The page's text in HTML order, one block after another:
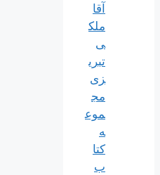
آقا
ملک
ی
تبری
زی
مج
موع
ه
کتا
ب